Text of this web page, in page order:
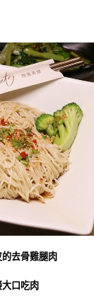
的去骨雞腿肉
口吃肉